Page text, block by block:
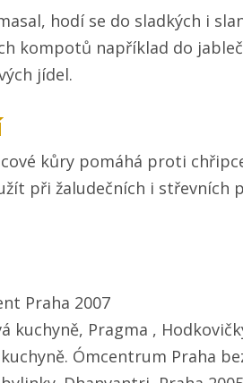
hodí se do sladkých i
kompotů například do
jídel.
kůry pomáhá proti
při žaludečních i střevních
Praha 2007
kuchyně, Pragma ,
Ómcentrum Praha